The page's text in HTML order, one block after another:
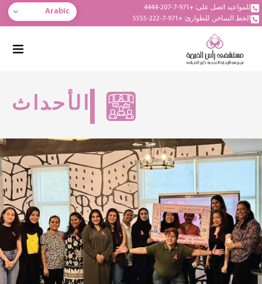
للمواعيد اتصل على: +971-7-207-4444
الخط الساخن للطوارئ: +971-7-222-5555
Arabic
الأحداث